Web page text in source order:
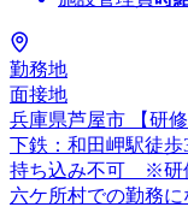
勤務地
面接地
兵庫県芦屋市 【研
下鉄：和田岬駅徒
持ち込み不可 ※研
六ケ所村での勤務に